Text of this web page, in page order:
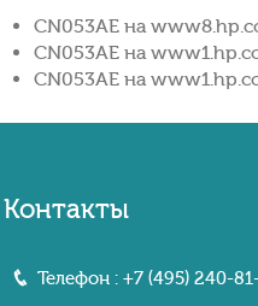
CN053AE на
CN053AE на
CN053AE на
Контакты
Телефон : +7 (495) 240-